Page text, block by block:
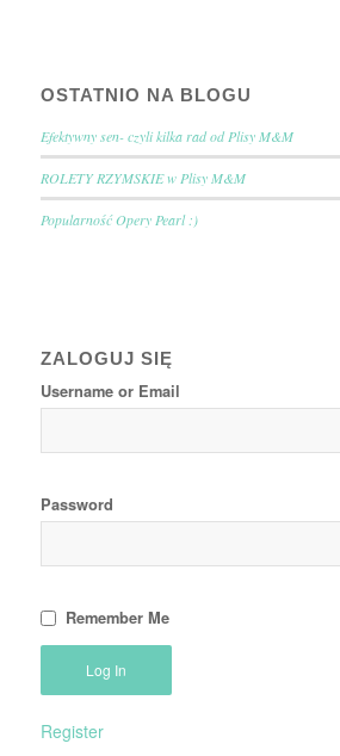
OSTATNIO NA BLOGU
Efektywny sen- czyli kilka rad od Plisy M&M
ROLETY RZYMSKIE w Plisy M&M
Popularność Opery Pearl :)
ZALOGUJ SIĘ
Username or Email
Password
Remember Me
Register